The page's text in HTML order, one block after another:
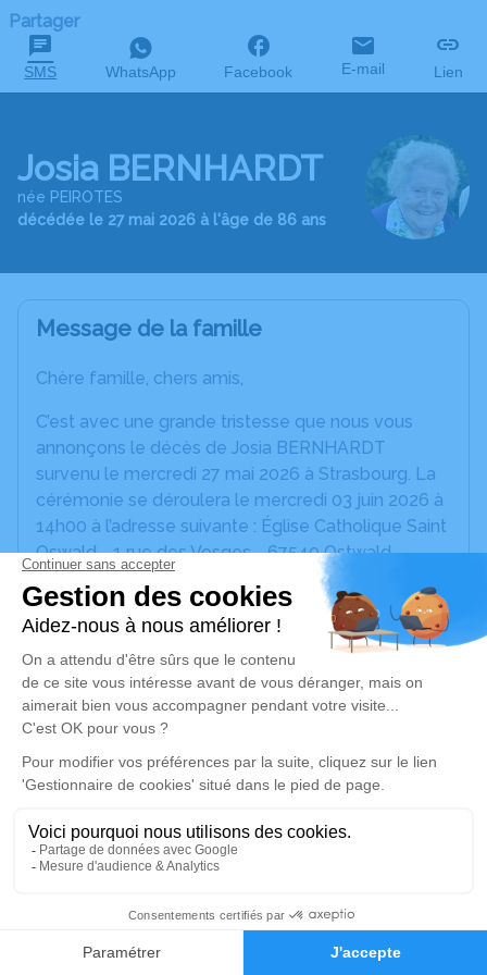
Faire-part Hommages
Partager
SMS WhatsApp Facebook E-mail Lien
Josia BERNHARDT
née PEIROTES
décédée le 27 mai 2026 à l'âge de 86 ans
Message de la famille
Chère famille, chers amis,
C’est avec une grande tristesse que nous vous
annonçons le décès de Josia BERNHARDT
survenu le mercredi 27 mai 2026 à Strasbourg. La
cérémonie se déroulera le mercredi 03 juin 2026 à
14h00 à l’adresse suivante : Église Catholique Saint
Oswald - 1 rue des Vosges - 67540 Ostwald.
Les personnes qui souhaiteraient se recueillir sur
son cercueil, pourront le faire le mercredi 03 juin
2026 entre 09h30 et 10h00 à la chambre funéraire
" l'Arbre de Vie " des pompes funèbres Barth - 15
rue du commerce - 67114 Eschau.
Nous vous invitons à utiliser cet espace pour
laisser vos condoléances, partager des photos
souvenirs, une anecdote ou exprimer vos pensées
à travers des poèmes ou des textes. Cet endroit
est un lieu d'expression dédié à honorer la
mémoire de Josia BERNHARDT.
Cela nous fera plaisir de pouvoir lire vos
hommages.